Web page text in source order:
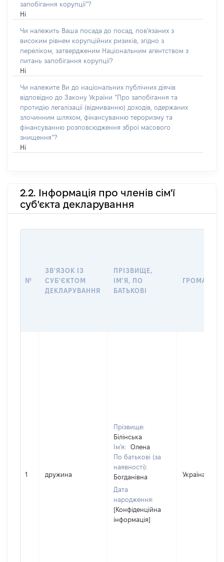
запобігання корупції”?
Ні
Чи належить Ваша посада до посад, пов'язаних з
високим рівнем корупційних ризиків, згідно з
переліком, затвердженим Національним агентством з
питань запобігання корупції?
Ні
Чи належите Ви до національних публічних діячів
відповідно до Закону України “Про запобігання та
протидію легалізації (відмиванню) доходів, одержаних
злочинним шляхом, фінансуванню тероризму та
фінансуванню розповсюдження зброї масового
знищення”?
Ні
2.2. Інформація про членів сім'ї
суб'єкта декларування
№
ЗВ'ЯЗОК ІЗ
СУБ'ЄКТОМ
ДЕКЛАРУВАННЯ
ПРІЗВИЩЕ,
ІМ'Я, ПО
БАТЬКОВІ
1 дружина
Прізвище:
Білінська
Ім'я:
Олена
По батькові (за
наявності):
Богданівна
Дата
народження:
[Конфіденційна
інформація]
Україна